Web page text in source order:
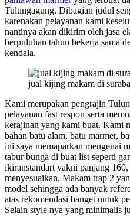
Tulungagung. Dibagian judul
karenakan pelayanan kami
nantinya akan dikirim oleh jasa
berpuluhan tahun bekerja sama
kendala.
jual kijing makam di
Kami merupakan pengrajin
pelayanan fast respon serta
kerajinan yang kami buat. Kami
bahan batu alam, batu marmer,
ini saya memaparkan mengenai
tabur bunga di buat list seperti
ikiranstandart yakni panjang
menyesuaikan. Makam trap 2
model sehingga ada banyak
atas rekomendasi banget untuk
Selain style nya yang minimalis